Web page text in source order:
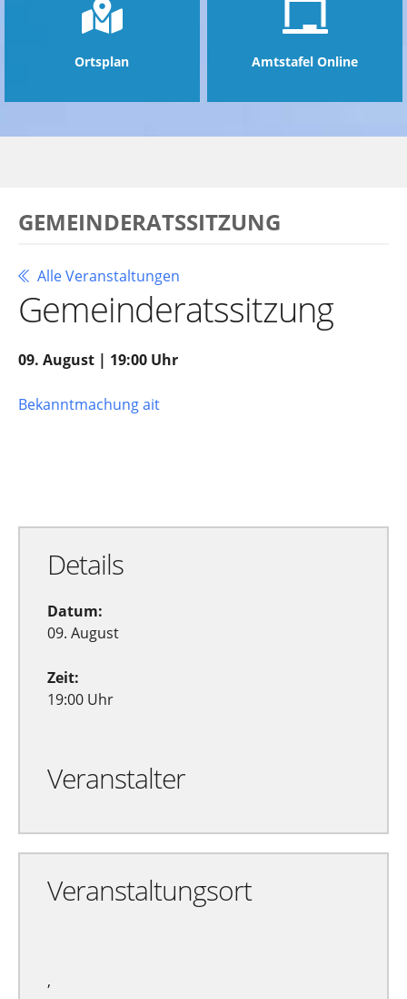
Ortsplan Amtstafel Online
GEMEINDERATSSITZUNG
Alle Veranstaltungen
Gemeinderatssitzung
09. August | 19:00 Uhr
Bekanntmachung ait
Details
Datum:
09. August
Zeit:
19:00 Uhr
Veranstalter
Veranstaltungsort
,